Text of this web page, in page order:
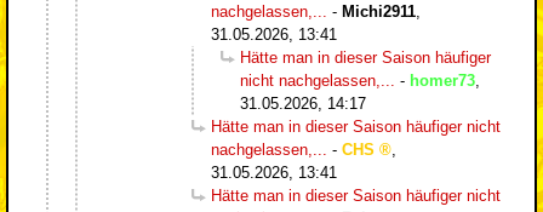
nachgelassen,...
- Michi2911
31.05.2026, 13:41
Hätte man in dieser Saison häufiger
nicht nachgelassen,...
- homer73
31.05.2026, 14:17
Hätte man in dieser Saison häufiger nicht
nachgelassen,...
- CHS
31.05.2026, 13:41
Hätte man in dieser Saison häufiger nicht